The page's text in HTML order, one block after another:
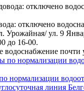
отключено
Урожайная/ ул. 9
до 16-00.
водоснабжение
нормализации